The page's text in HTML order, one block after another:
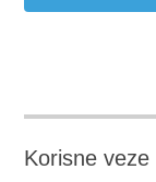
Korisne veze